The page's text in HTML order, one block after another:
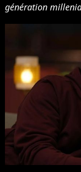
génération